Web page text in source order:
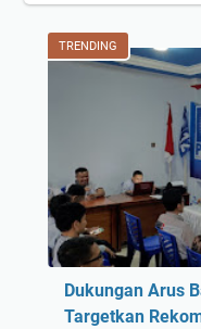
TRENDING
Dukungan Arus
Targetkan